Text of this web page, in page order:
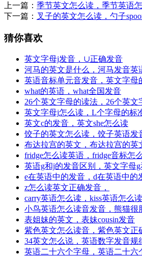
上一篇： 季节英文怎么读，季节英语
下一篇： 叉子的英文怎么读，勺子
猜你喜欢
英文字母j发音，∪正确发音
河马的英文是什么，河马发音英
英语音标单元音发音，英文字母
what的英语，what全国发音
26个英文字母的读法，26个英文
英文字母j怎么读，L个字母的标
英文c的发音，英文she怎么读
饺子的英文怎么读，饺子英语发
布达拉宫的英文，布达拉宫的英
fridge怎么读英语，fridge音标怎
英语g和j的发音区别，英文字母
e在英语中的发音，d在英语中的
z怎么读英文正确发音，
carry英语怎么读，kiss英语怎么
小鸟英语怎么读音发音，熊猫很
表姐妹的英文，表妹cousin发音
紫色英文怎么读音，紫色英文正
34英文怎么说，英语数字发音规
英语二十六个字母，英语二十六